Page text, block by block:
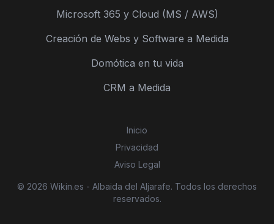
Microsoft 365 y Cloud (MS / AWS)
Creación de Webs y Software a Medida
Domótica en tu vida
CRM a Medida
Inicio
Privacidad
Aviso Legal
© 2026 Wikin.es - Albaida del Aljarafe. Todos los derechos
reservados.